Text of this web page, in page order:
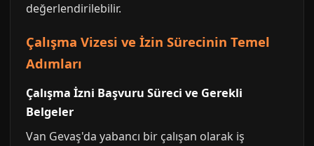
değerlendirilebilir.
Çalışma Vizesi ve İzin Sürecinin Temel
Adımları
Çalışma İzni Başvuru Süreci ve Gerekli
Belgeler
Van Gevaş'da yabancı bir çalışan olarak iş